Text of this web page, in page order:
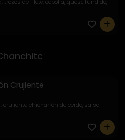
trozos de filete, cebolla, queso fundido,
0
Crujiente
crujiente chicharrón de cerdo, salsa
0